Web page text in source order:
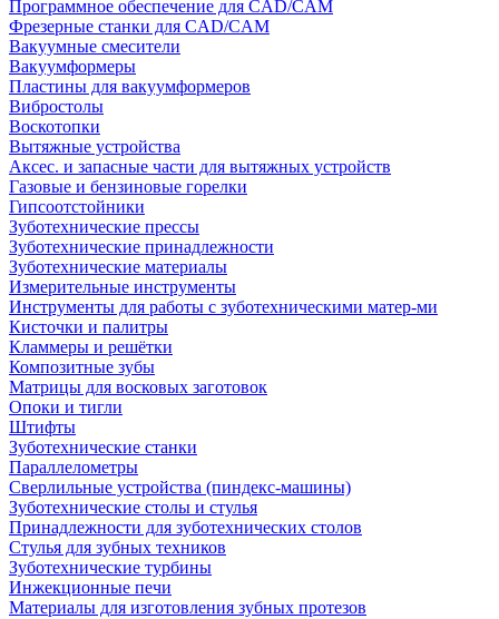
Программное обеспечение для CAD/CAM
Фрезерные станки для CAD/CAM
Вакуумные смесители
Вакуумформеры
Пластины для вакуумформеров
Вибростолы
Воскотопки
Вытяжные устройства
Аксес. и запасные части для вытяжных устройств
Газовые и бензиновые горелки
Гипсоотстойники
Зуботехнические прессы
Зуботехнические принадлежности
Зуботехнические материалы
Измерительные инструменты
Инструменты для работы с зуботехническими матер-ми
Кисточки и палитры
Кламмеры и решётки
Композитные зубы
Матрицы для восковых заготовок
Опоки и тигли
Штифты
Зуботехнические станки
Параллелометры
Сверлильные устройства (пиндекс-машины)
Зуботехнические столы и стулья
Принадлежности для зуботехнических столов
Стулья для зубных техников
Зуботехнические турбины
Инжекционные печи
Материалы для изготовления зубных протезов